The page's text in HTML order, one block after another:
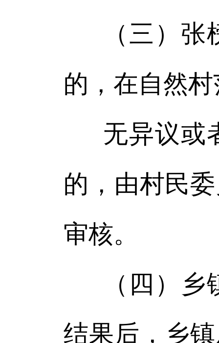
（三）
的，在自然
无异议或
的，由村民
审核。
（四）
结果后，乡